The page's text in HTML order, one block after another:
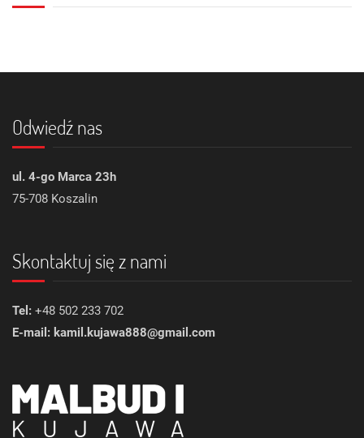
Odwiedź nas
ul. 4-go Marca 23h
75-708 Koszalin
Skontaktuj się z nami
Tel: +48 502 233 702
E-mail: kamil.kujawa888@gmail.com